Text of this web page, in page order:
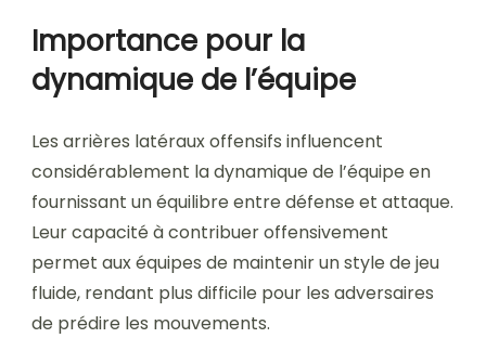
Importance pour la
dynamique de l’équipe
Les arrières latéraux offensifs influencent
considérablement la dynamique de l’équipe en
fournissant un équilibre entre défense et attaque.
Leur capacité à contribuer offensivement
permet aux équipes de maintenir un style de jeu
fluide, rendant plus difficile pour les adversaires
de prédire les mouvements.